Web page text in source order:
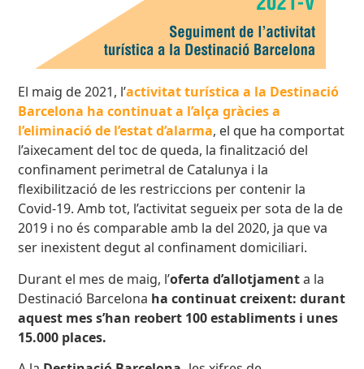
El maig de 2021, l’activitat turística a la Destinació
Barcelona ha continuat a l’alça gràcies a
l’eliminació de l’estat d’alarma, el que ha comportat
l’aixecament del toc de queda, la finalització del
confinament perimetral de Catalunya i la
flexibilització de les restriccions per contenir la
Covid-19. Amb tot, l’activitat segueix per sota de la de
2019 i no és comparable amb la del 2020, ja que va
ser inexistent degut al confinament domiciliari.
Durant el mes de maig, l’oferta d’allotjamenta la
Destinació Barcelona ha continuat creixent:durant
aquest mes s’han reobert 100 establiments i unes
15.000 places.